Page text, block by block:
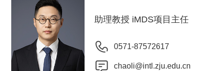
助理教授 iMDS项目主任
0571-87572617
chaoli@intl.zju.edu.cn